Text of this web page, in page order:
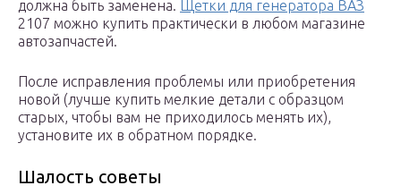
должна быть заменена. Щетки для генератора ВАЗ
2107 можно купить практически в любом магазине
автозапчастей.
После исправления проблемы или приобретения
новой (лучше купить мелкие детали с образцом
старых, чтобы вам не приходилось менять их),
установите их в обратном порядке.
Шалость советы